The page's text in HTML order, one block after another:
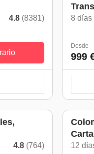
4.8 (8381) 8 días
Desde
999
4.8 (764) 12